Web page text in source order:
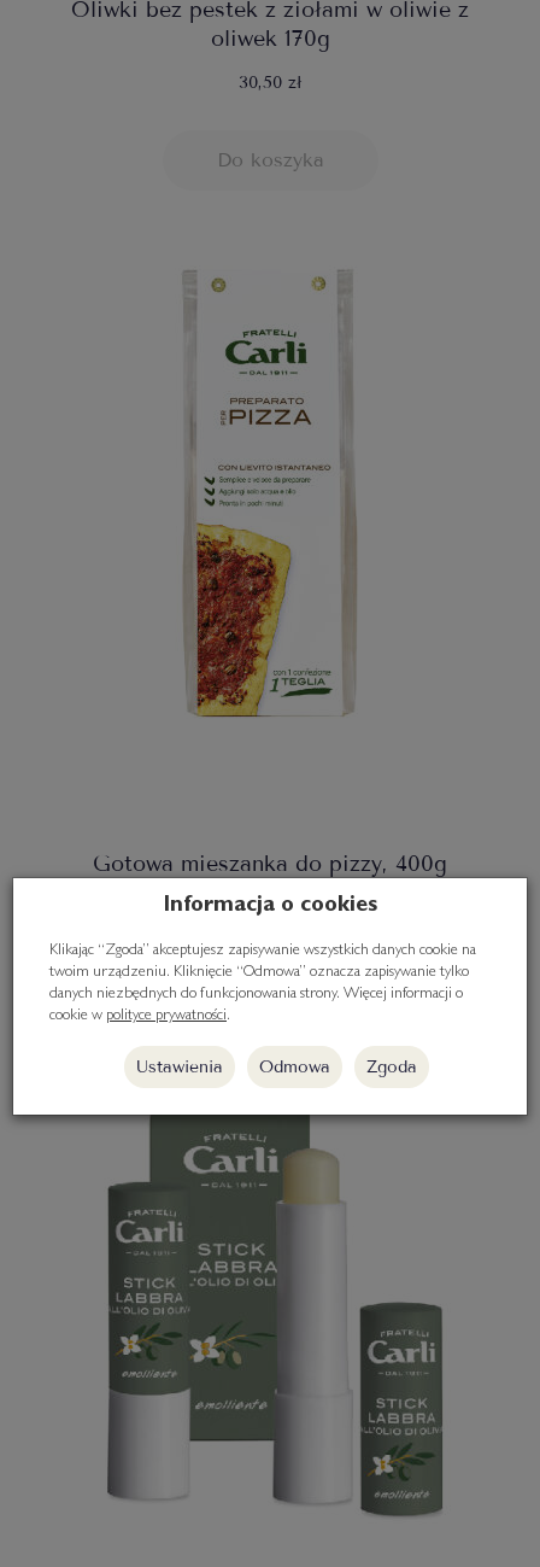
Oliwki bez pestek z ziołami w oliwie z
oliwek 170g
30,50 zł
Do koszyka
Gotowa mieszanka do pizzy, 400g
16,90 zł
Do koszyka
Informacja o cookies
Klikając “Zgoda” akceptujesz zapisywanie wszystkich danych cookie na
twoim urządzeniu. Kliknięcie “Odmowa” oznacza zapisywanie tylko
danych niezbędnych do funkcjonowania strony. Więcej informacji o
cookie w polityce prywatności.
Ustawienia Odmowa Zgoda